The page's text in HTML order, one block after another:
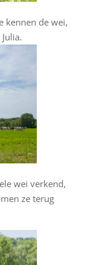
kennen de wei,
wei verkend,
ze terug